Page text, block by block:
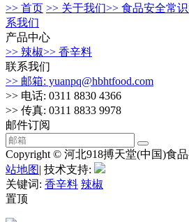
>> 首页 >> 关于我们>> 食品安全常识
系我们
产品中心
>> 辣椒>> 香辛料
联系我们
>> 邮箱: yuanpq@hbhtfood.com
>> 电话: 0311 8830 4366
>> 传真: 0311 8833 9978
邮件订阅
Copyright © 河北918搏天堂(中国)食
站地图| 技术支持:
关键词: 香辛料 辣椒
置顶